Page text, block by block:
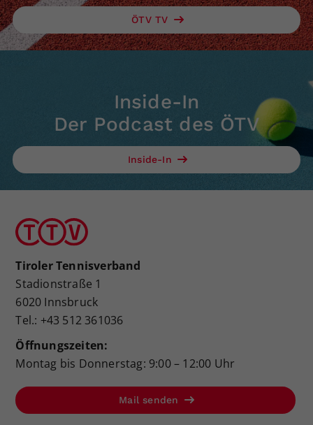
ÖTV TV
Inside-In
Der Podcast des ÖTV
Inside-In
Tiroler Tennisverband
Stadionstraße 1
6020 Innsbruck
Tel.: +43 512 361036
Öffnungszeiten:
Montag bis Donnerstag: 9:00 – 12:00 Uhr
Mail senden